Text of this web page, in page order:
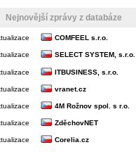
Nejnovější zprávy z databáze
COMFEEL s.r.o.
SELECT SYSTEM, s.r.o.
ITBUSINESS, s.r.o.
vranet.cz
4M Rožnov spol. s r.o.
ZděchovNET
Corelia.cz